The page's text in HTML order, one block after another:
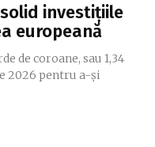
investițiile
europeană
de coroane, sau 1,34
2026 pentru a-și